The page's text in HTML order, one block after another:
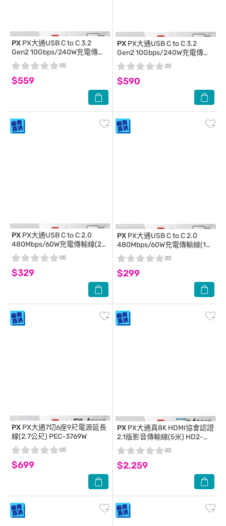
PX PX大通USB C to C 3.2
Gen2 10Gbps/240W充電傳輸
線(1米) ACC3X-1W
$559
(0)
PX PX大通USB C to C 3.2
Gen2 10Gbps/240W充電傳輸
線(1米) ACC3X-1B
$590
(0)
PX PX大通USB C to C 2.0
480Mbps/60W充電傳輸線(2
米) ACC2-2W
$329
(0)
PX PX大通USB C to C 2.0
480Mbps/60W充電傳輸線(1
米) ACC2-1W
$299
(0)
PX PX大通7切6座9尺電源延長
線(2.7公尺) PEC-3769W
$699
(0)
PX PX大通真8K HDMI協會認證
2.1版影音傳輸線(5米) HD2-
5XC
$2,259
(0)